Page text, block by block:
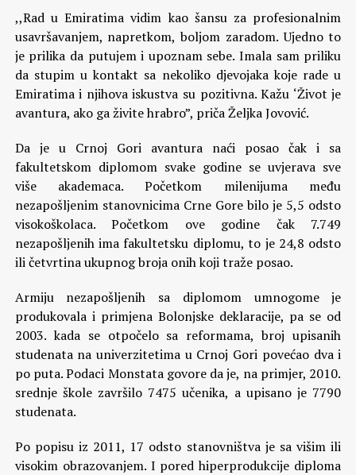
,,Rad u Emiratima vidim kao šansu za profesionalnim
usavršavanjem, napretkom, boljom zaradom. Ujedno to
je prilika da putujem i upoznam sebe. Imala sam priliku
da stupim u kontakt sa nekoliko djevojaka koje rade u
Emiratima i njihova iskustva su pozitivna. Kažu ‘Život je
avantura, ako ga živite hrabro”, priča Željka Jovović.
Da je u Crnoj Gori avantura naći posao čak i sa
fakultetskom diplomom svake godine se uvjerava sve
više akademaca. Početkom milenijuma među
nezapošljenim stanovnicima Crne Gore bilo je 5,5 odsto
visokoškolaca. Početkom ove godine čak 7.749
nezapošljenih ima fakultetsku diplomu, to je 24,8 odsto
ili četvrtina ukupnog broja onih koji traže posao.
Armiju nezapošljenih sa diplomom umnogome je
produkovala i primjena Bolonjske deklaracije, pa se od
2003. kada se otpočelo sa reformama, broj upisanih
studenata na univerzitetima u Crnoj Gori povećao dva i
po puta. Podaci Monstata govore da je, na primjer, 2010.
srednje škole završilo 7475 učenika, a upisano je 7790
studenata.
Po popisu iz 2011, 17 odsto stanovništva je sa višim ili
visokim obrazovanjem. I pored hiperprodukcije diploma